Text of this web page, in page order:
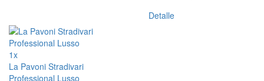
Detalle
1x
La Pavoni Stradivari
Professional Lusso